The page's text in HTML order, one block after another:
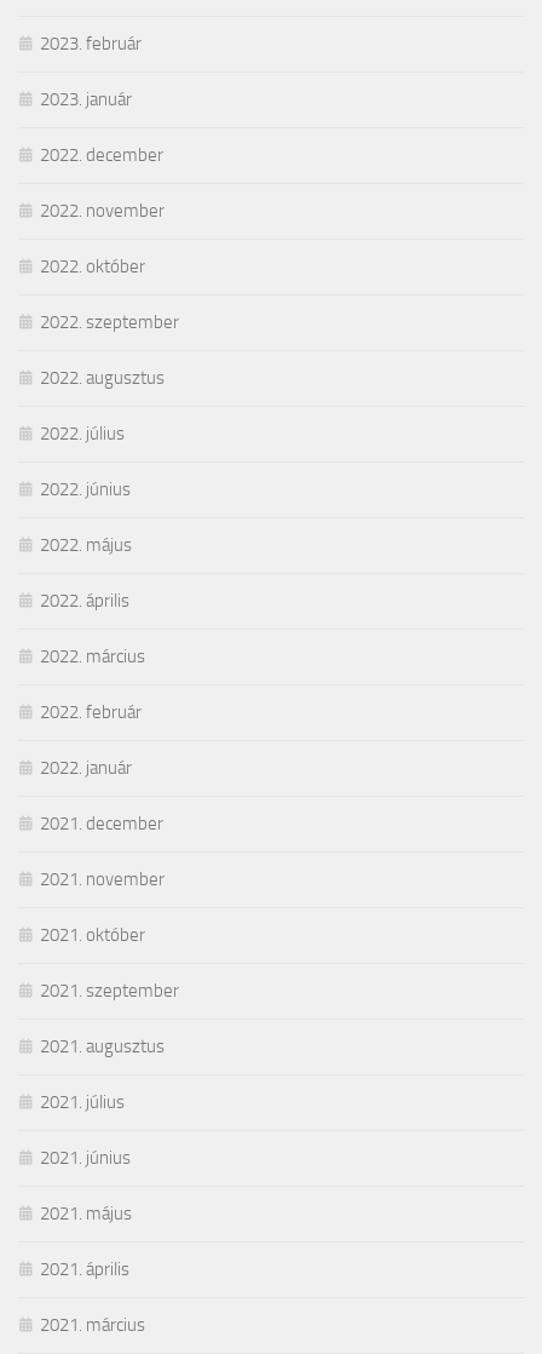
2023. február
2023. január
2022. december
2022. november
2022. október
2022. szeptember
2022. augusztus
2022. július
2022. június
2022. május
2022. április
2022. március
2022. február
2022. január
2021. december
2021. november
2021. október
2021. szeptember
2021. augusztus
2021. július
2021. június
2021. május
2021. április
2021. március